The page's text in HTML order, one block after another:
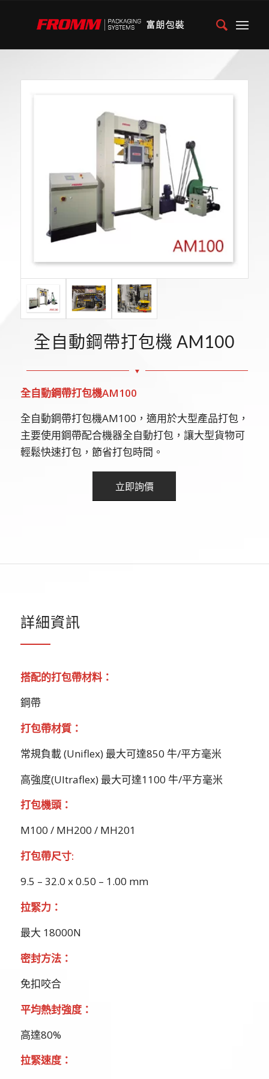
全自動鋼帶打包機 AM100
全自動鋼帶打包機AM100
全自動鋼帶打包機AM100，適用於大型產品打包，
主要使用鋼帶配合機器全自動打包，讓大型貨物可
輕鬆快速打包，節省打包時間。
立即詢價
詳細資訊
搭配的打包帶材料：
鋼帶
打包帶材質：
常規負載 (Uniflex) 最大可達850 牛/平方毫米
高強度(Ultraflex) 最大可達1100 牛/平方毫米
打包機頭：
M100 / MH200 / MH201
打包帶尺寸:
9.5 – 32.0 x 0.50 – 1.00 mm
拉緊力：
最大 18000N
密封方法：
免扣咬合
平均熱封強度：
高達80%
拉緊速度：